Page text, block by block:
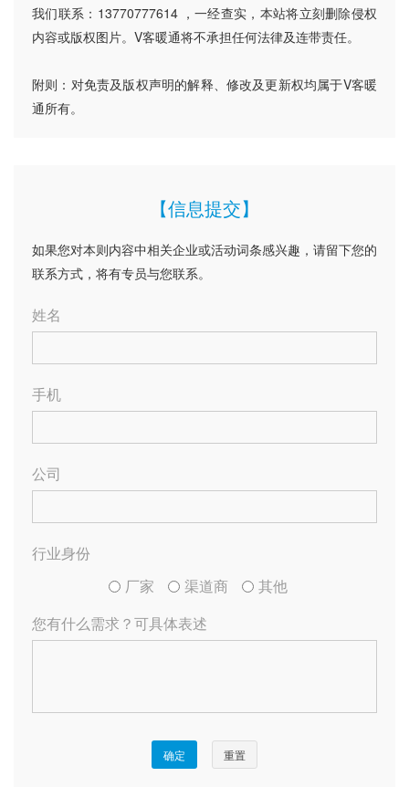
我们联系：13770777614 ，一经查实，本站将立刻删除侵权
内容或版权图片。V客暖通将不承担任何法律及连带责任。
附则：对免责及版权声明的解释、修改及更新权均属于V客暖
通所有。